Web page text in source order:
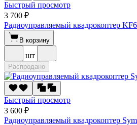
Быстрый просмотр
3 700 ₽
Радиоуправляемый квадрокоптер
В корзину
шт
Распродано
Быстрый просмотр
3 600 ₽
Радиоуправляемый квадрокоптер